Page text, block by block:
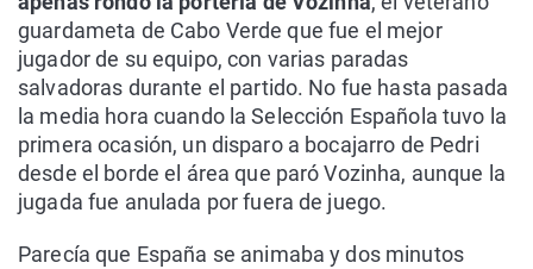
guardameta de Cabo Verde que fue el mejor
jugador de su equipo, con varias paradas
salvadoras durante el partido. No fue hasta pasada
la media hora cuando la Selección Española tuvo la
primera ocasión, un disparo a bocajarro de Pedri
desde el borde el área que paró Vozinha, aunque la
jugada fue anulada por fuera de juego.
Parecía que España se animaba y dos minutos